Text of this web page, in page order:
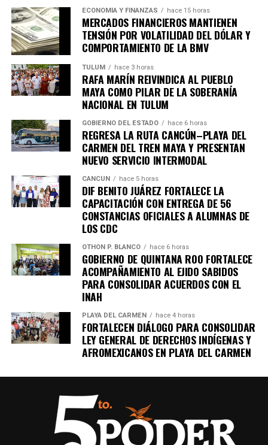
ECONOMÍA Y FINANZAS hace 15 horas
MERCADOS FINANCIEROS MANTIENEN
TENSIÓN POR VOLATILIDAD DEL DÓLAR Y
COMPORTAMIENTO DE LA BMV
TULUM hace 3 horas
RAFA MARÍN REIVINDICA AL PUEBLO
MAYA COMO PILAR DE LA SOBERANÍA
NACIONAL EN TULUM
GOBIERNO DEL ESTADO hace 6 horas
REGRESA LA RUTA CANCÚN–PLAYA DEL
CARMEN DEL TREN MAYA Y PRESENTAN
NUEVO SERVICIO INTERMODAL
CANCÚN hace 5 horas
DIF BENITO JUÁREZ FORTALECE LA
CAPACITACIÓN CON ENTREGA DE 56
CONSTANCIAS OFICIALES A ALUMNAS DE
LOS CDC
OTHON P. BLANCO hace 6 horas
GOBIERNO DE QUINTANA ROO FORTALECE
ACOMPAÑAMIENTO AL EJIDO SABIDOS
PARA CONSOLIDAR ACUERDOS CON EL
INAH
PLAYA DEL CARMEN hace 4 horas
FORTALECEN DIÁLOGO PARA CONSOLIDAR
LEY GENERAL DE DERECHOS INDÍGENAS Y
AFROMEXICANOS EN PLAYA DEL CARMEN